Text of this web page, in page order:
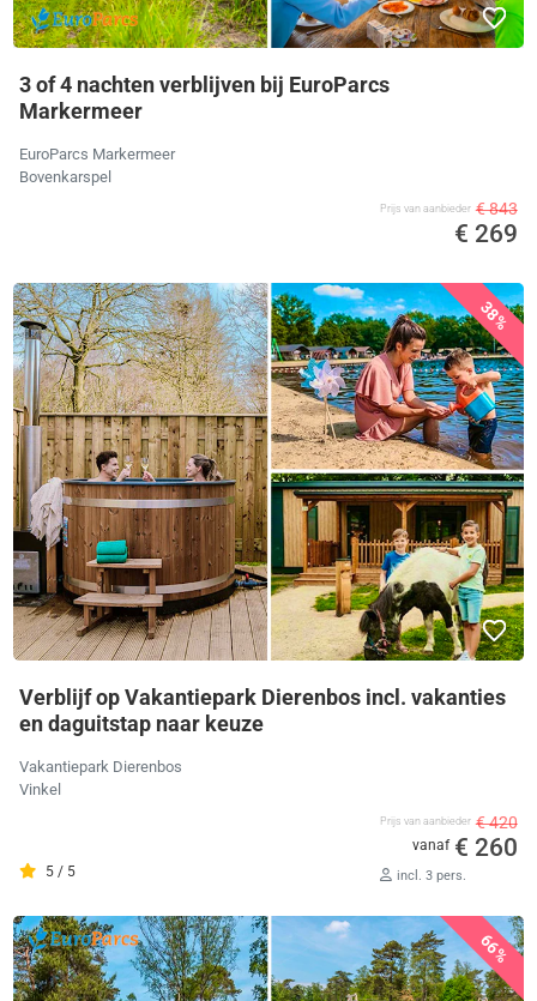
3 of 4 nachten verblijven bij EuroParcs
Markermeer
EuroParcs Markermeer
Bovenkarspel
Prijs van aanbieder € 843
€ 269
38%
Verblijf op Vakantiepark Dierenbos incl. vakanties
en daguitstap naar keuze
Vakantiepark Dierenbos
Vinkel
5 / 5
Prijs van aanbieder € 420
vanaf € 260
incl. 3 pers.
66%